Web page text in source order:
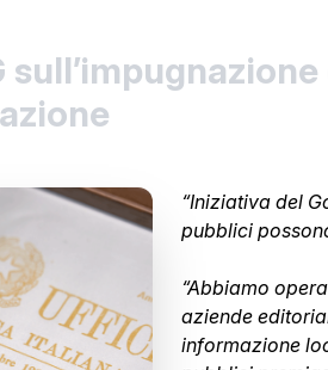
“Iniziativa del
pubblici
“Abbiamo
aziende
informazione